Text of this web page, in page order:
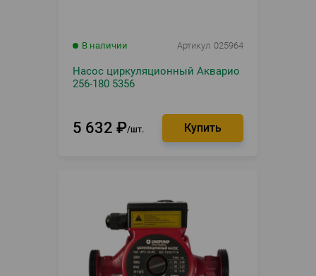
В наличии Артикул 025964
Насос циркуляционный Акварио
256-180 5356
5 632 ₽ шт.